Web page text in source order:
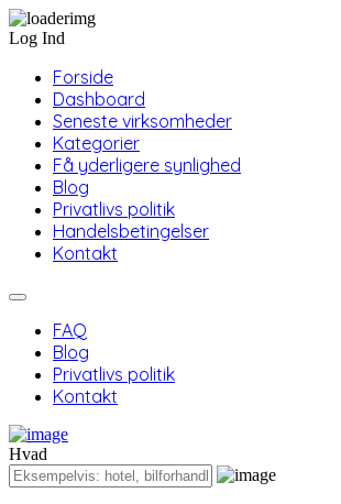
Log Ind
Forside
Dashboard
Seneste virksomheder
Kategorier
Få yderligere synlighed
Blog
Privatlivs politik
Handelsbetingelser
Kontakt
FAQ
Blog
Privatlivs politik
Kontakt
Hvad